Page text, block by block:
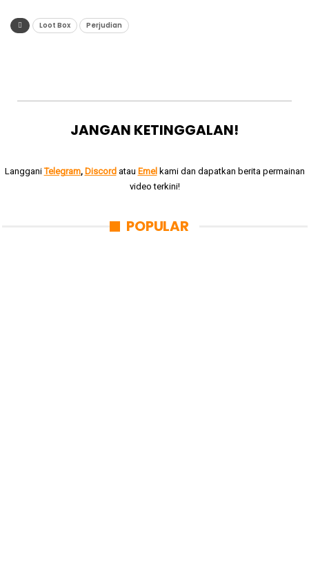
Loot Box Perjudian
JANGAN KETINGGALAN!
LangganiTelegram, Discordatau Emel kami dan dapatkan berita permainan
video terkini!
POPULAR